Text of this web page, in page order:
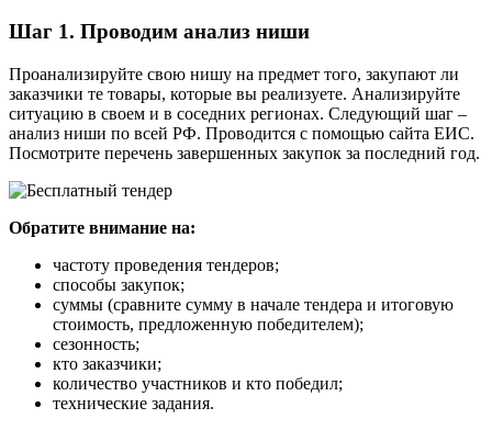
Шаг 1. Проводим анализ ниши
Проанализируйте свою нишу на предмет того, закупают ли
заказчики те товары, которые вы реализуете. Анализируйте
ситуацию в своем и в соседних регионах. Следующий шаг –
анализ ниши по всей РФ. Проводится с помощью сайта ЕИС.
Посмотрите перечень завершенных закупок за последний год.
Обратите внимание на:
частоту проведения тендеров;
способы закупок;
суммы (сравните сумму в начале тендера и итоговую
стоимость, предложенную победителем);
сезонность;
кто заказчики;
количество участников и кто победил;
технические задания.